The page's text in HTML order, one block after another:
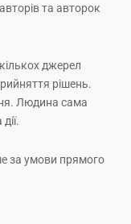
та авторок
джерел
рішень.
Людина сама
за умови прямого